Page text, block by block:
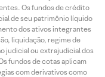
Os fundos de crédito
de seu patrimônio líquido
dos ativos integrantes
liquidação, regime de
judicial ou extrajudicial dos
fundos de cotas aplicam
com derivativos como